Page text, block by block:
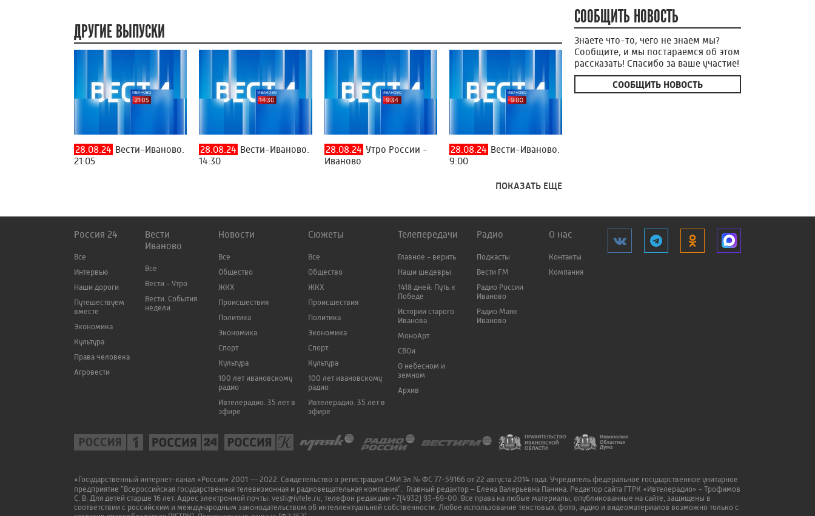
ДРУГИЕ ВЫПУСКИ
28.08.24 Вести-Иваново.
21:05
28.08.24 Вести-Иваново.
14:30
28.08.24 Утро России -
Иваново
28.08.24 Вести-Иваново.
9:00
ПОКАЗАТЬ ЕЩЕ
СООБЩИТЬ НОВОСТЬ
Знаете что-то, чего не знаем мы?
Сообщите, и мы постараемся об этом
рассказать! Спасибо за ваше участие!
СООБЩИТЬ НОВОСТЬ
Россия 24
Все
Интервью
Наши дороги
Путешествуем
вместе
Экономика
Культура
Права человека
Агровести
Вести
Иваново
Все
Вести - Утро
Вести. События
недели
Новости
Все
Общество
ЖКХ
Происшествия
Политика
Экономика
Спорт
Культура
100 лет ивановскому
радио
Ивтелерадио. 35 лет в
эфире
Сюжеты
Все
Общество
ЖКХ
Происшествия
Политика
Экономика
Спорт
Культура
100 лет ивановскому
радио
Ивтелерадио. 35 лет в
эфире
Телепередачи
Главное - верить
Наши шедевры
1418 дней: Путь к
Победе
Истории старого
Иванова
МоноАрт
СВОи
О небесном и
земном
Архив
Радио
Подкасты
Вести FM
Радио России
Иваново
Радио Маяк
Иваново
О нас
Контакты
Компания
«Государственный интернет-канал «Россия» 2001 — 2022. Свидетельство о регистрации СМИ Эл № ФС 77-59166 от 22 августа 2014 года. Учредитель федеральное государственное унитарное
предприятие "Всероссийская государственная телевизионная и радиовещательная компания". Главный редактор – Елена Валерьевна Панина. Редактор сайта ГТРК «Ивтелерадио» - Трофимов
С. В. Для детей старше 16 лет. Адрес электронной почты: vesti@ivtele.ru , телефон редакции +7(4932) 93-69-00 . Все права на любые материалы, опубликованные на сайте, защищены в
соответствии с российским и международным законодательством об интеллектуальной собственности. Любое использование текстовых, фото, аудио и видеоматериалов возможно только с